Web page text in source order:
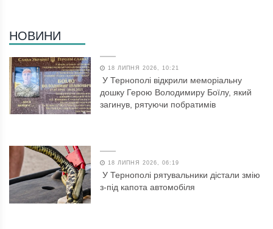
НОВИНИ
18 ЛИПНЯ 2026, 10:21
У Тернополі відкрили меморіальну
дошку Герою Володимиру Боїлу, який
загинув, рятуючи побратимів
18 ЛИПНЯ 2026, 06:19
У Тернополі рятувальники дістали змію
з-під капота автомобіля